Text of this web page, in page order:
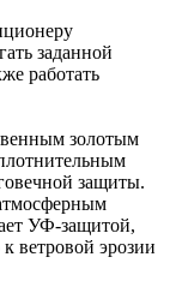
заданной
работать
золотым
защиты.
УФ-защитой,
ветровой эрозии